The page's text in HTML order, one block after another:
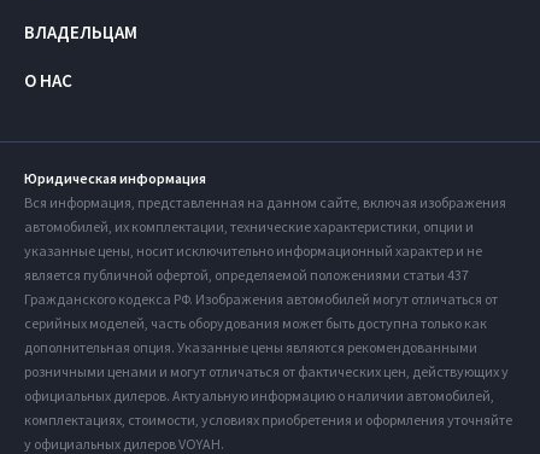
ВЛАДЕЛЬЦАМ
О НАС
Юридическая информация
Вся информация, представленная на данном сайте, включая изображения
автомобилей, их комплектации, технические характеристики, опции и
указанные цены, носит исключительно информационный характер и не
является публичной офертой, определяемой положениями статьи 437
Гражданского кодекса РФ. Изображения автомобилей могут отличаться от
серийных моделей, часть оборудования может быть доступна только как
дополнительная опция. Указанные цены являются рекомендованными
розничными ценами и могут отличаться от фактических цен, действующих у
официальных дилеров. Актуальную информацию о наличии автомобилей,
комплектациях, стоимости, условиях приобретения и оформления уточняйте
у официальных дилеров VOYAH.